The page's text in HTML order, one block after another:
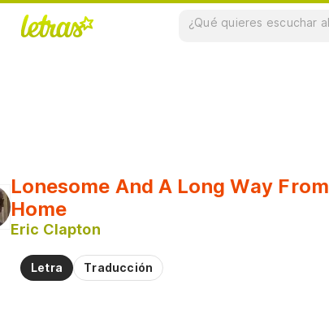
Lonesome And A Long Way From
Home
Eric Clapton
Letra Traducción
Agregar
favoritos
Agregar